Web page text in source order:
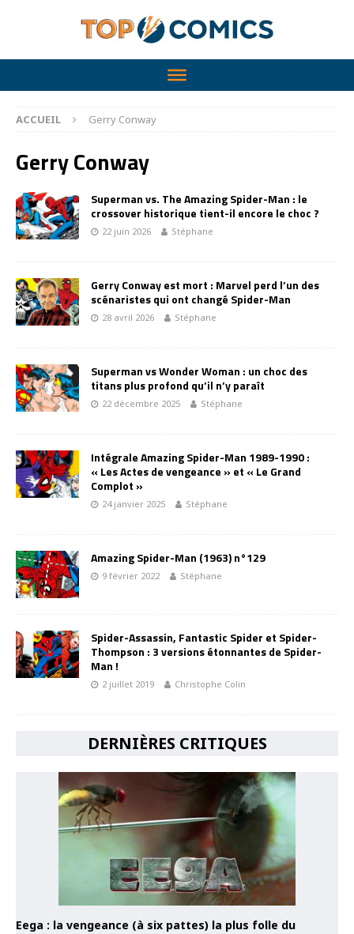
ACCUEIL Gerry Conway
Gerry Conway
Superman vs. The Amazing Spider-Man : le
crossover historique tient-il encore le choc ?
22 juin 2026 Stéphane
Gerry Conway est mort : Marvel perd l’un des
scénaristes qui ont changé Spider-Man
28 avril 2026 Stéphane
Superman vs Wonder Woman : un choc des
titans plus profond qu’il n’y paraît
22 décembre 2025 Stéphane
Intégrale Amazing Spider-Man 1989-1990 :
« Les Actes de vengeance » et « Le Grand
Complot »
24 janvier 2025 Stéphane
Amazing Spider-Man (1963) n°129
9 février 2022 Stéphane
Spider-Assassin, Fantastic Spider et Spider-
Thompson : 3 versions étonnantes de Spider-
Man !
2 juillet 2019 Christophe Colin
DERNIÈRES CRITIQUES
Eega : la vengeance (à six pattes) la plus folle du